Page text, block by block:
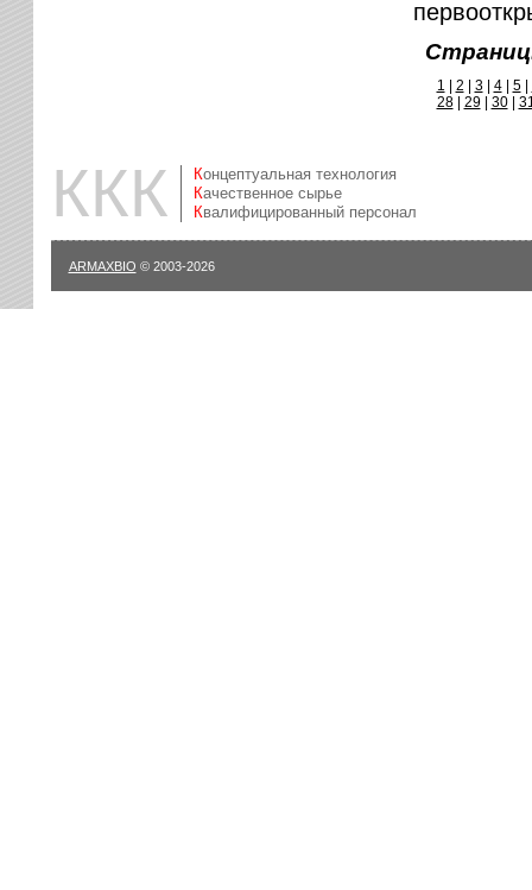
1 2 3| 4| 5|
28| 29| 30|
ККК
Концептуальная технология
Качественное сырье
Квалифицированный персонал
ARMAXBIO © 2003-2026